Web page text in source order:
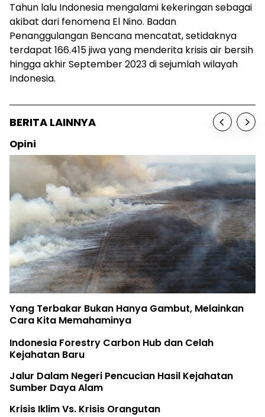
Tahun lalu Indonesia mengalami kekeringan sebagai
akibat dari fenomena El Nino. Badan
Penanggulangan Bencana mencatat, setidaknya
terdapat 166.415 jiwa yang menderita krisis air bersih
hingga akhir September 2023 di sejumlah wilayah
Indonesia.
BERITA LAINNYA
Opini
Yang Terbakar Bukan Hanya Gambut, Melainkan
Cara Kita Memahaminya
Indonesia Forestry Carbon Hub dan Celah
Kejahatan Baru
Jalur Dalam Negeri Pencucian Hasil Kejahatan
Sumber Daya Alam
Krisis Iklim Vs. Krisis Orangutan